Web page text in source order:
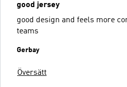
good jersey
good design and feels more
teams
Gerbay
Översätt